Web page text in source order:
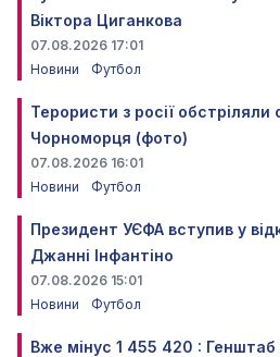
Віктора Циганкова
07.08.2026 17:01
Новини
Футбол
Терористи з росії обстріляли
Чорноморця (фото)
07.08.2026 16:01
Новини
Футбол
Президент УЄФА вступив у
Джанні Інфантіно
07.08.2026 15:01
Новини
Футбол
Вже мінус 1 455 420 : Генштаб